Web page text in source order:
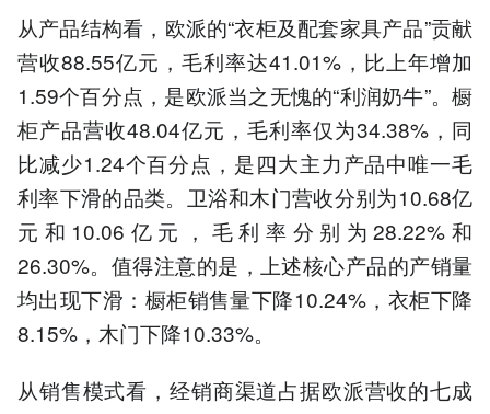
从产品结构看，欧派的“衣柜及配套家具产品”贡献
营收88.55亿元，毛利率达41.01%，比上年增加
1.59个百分点，是欧派当之无愧的“利润奶牛”。橱
柜产品营收48.04亿元，毛利率仅为34.38%，同
比减少1.24个百分点，是四大主力产品中唯一毛
利率下滑的品类。卫浴和木门营收分别为10.68亿
元和10.06亿元，毛利率分别为28.22%和
26.30%。值得注意的是，上述核心产品的产销量
均出现下滑：橱柜销售量下降10.24%，衣柜下降
8.15%，木门下降10.33%。
从销售模式看，经销商渠道占据欧派营收的七成